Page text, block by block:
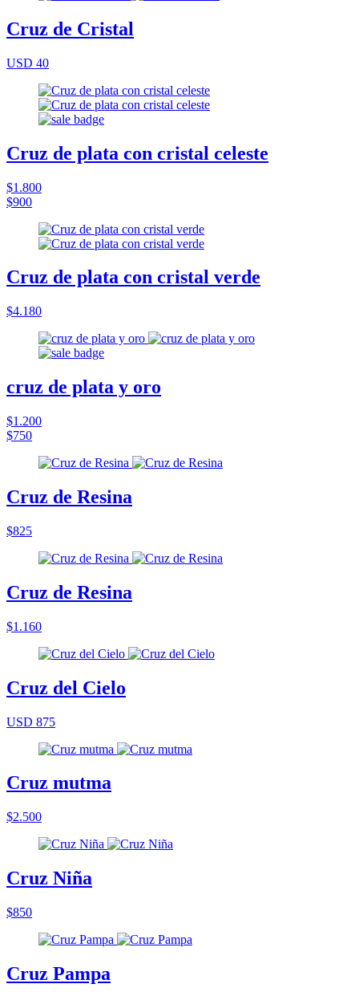
Cruz de Cristal
USD 40
Cruz de plata con cristal celeste
$1.800
$900
Cruz de plata con cristal verde
$4.180
cruz de plata y oro
$1.200
$750
Cruz de Resina
$825
Cruz de Resina
$1.160
Cruz del Cielo
USD 875
Cruz mutma
$2.500
Cruz Niña
$850
Cruz Pampa